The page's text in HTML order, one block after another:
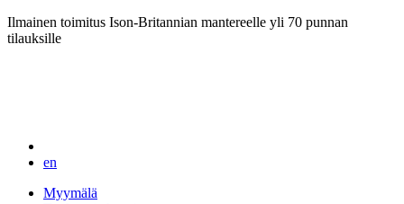
Ilmainen toimitus Ison-Britannian mantereelle yli 70 punnan
tilauksille
en
Myymälä